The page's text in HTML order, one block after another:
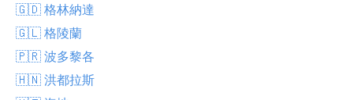
🇬🇩 格林納達
🇬🇱 格陵蘭
🇵🇷 波多黎各
🇭🇳 洪都拉斯